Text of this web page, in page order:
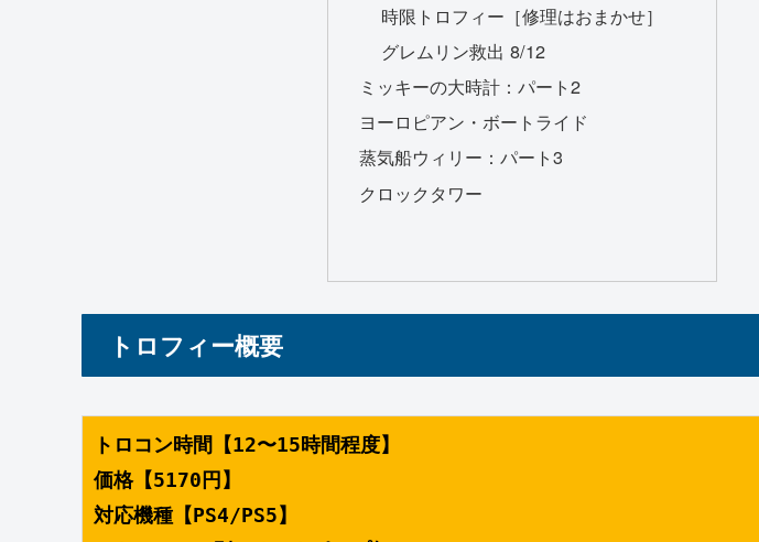
時限トロフィー［修理はおまかせ］
グレムリン救出 8/12
ミッキーの大時計：パート2
ヨーロピアン・ボートライド
蒸気船ウィリー：パート3
クロックタワー
トロフィー概要
トロコン時間【12〜15時間程度】
価格【5170円】
対応機種【PS4/PS5】